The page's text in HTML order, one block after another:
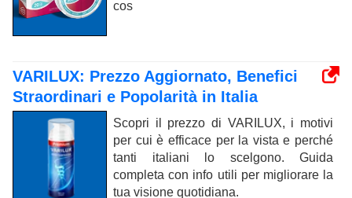
cos
VARILUX: Prezzo Aggiornato, Benefici
Straordinari e Popolarità in Italia
Scopri il prezzo di VARILUX, i motivi
per cui è efficace per la vista e perché
tanti italiani lo scelgono. Guida
completa con info utili per migliorare la
tua visione quotidiana.